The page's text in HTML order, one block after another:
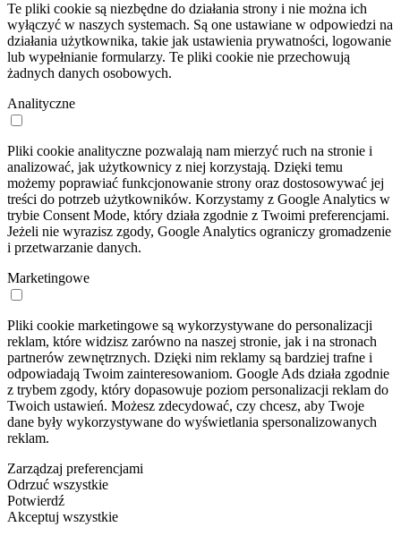
Te pliki cookie są niezbędne do działania strony i nie można ich
wyłączyć w naszych systemach. Są one ustawiane w odpowiedzi na
działania użytkownika, takie jak ustawienia prywatności, logowanie
lub wypełnianie formularzy. Te pliki cookie nie przechowują
żadnych danych osobowych.
Analityczne
Pliki cookie analityczne pozwalają nam mierzyć ruch na stronie i
analizować, jak użytkownicy z niej korzystają. Dzięki temu
możemy poprawiać funkcjonowanie strony oraz dostosowywać jej
treści do potrzeb użytkowników. Korzystamy z Google Analytics w
trybie Consent Mode, który działa zgodnie z Twoimi preferencjami.
Jeżeli nie wyrazisz zgody, Google Analytics ograniczy gromadzenie
i przetwarzanie danych.
Marketingowe
Pliki cookie marketingowe są wykorzystywane do personalizacji
reklam, które widzisz zarówno na naszej stronie, jak i na stronach
partnerów zewnętrznych. Dzięki nim reklamy są bardziej trafne i
odpowiadają Twoim zainteresowaniom. Google Ads działa zgodnie
z trybem zgody, który dopasowuje poziom personalizacji reklam do
Twoich ustawień. Możesz zdecydować, czy chcesz, aby Twoje
dane były wykorzystywane do wyświetlania spersonalizowanych
reklam.
Zarządzaj preferencjami
Odrzuć wszystkie
Potwierdź
Akceptuj wszystkie